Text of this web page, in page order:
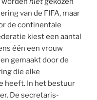
van de FIFA, maar
de continentale
kiest een aantal
één een vrouw
gemaakt door de
die elke
heeft. In het bestuur
De secretaris-